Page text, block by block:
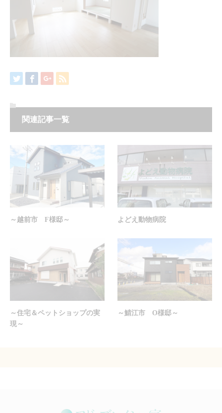
関連記事一覧
～越前市 F様邸～ よどえ動物病院
～住宅＆ペットショップの実
現～
～鯖江市 O様邸～